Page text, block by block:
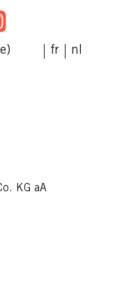
fr nl
KG aA